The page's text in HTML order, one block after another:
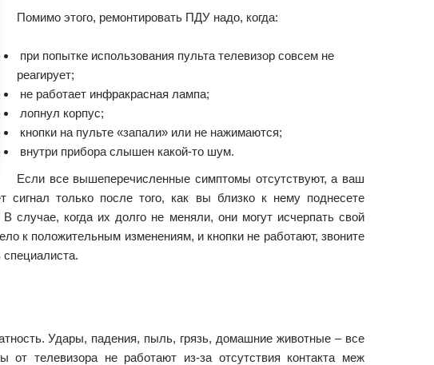
Помимо этого, ремонтировать ПДУ надо, когда:
при попытке использования пульта телевизор совсем не
реагирует;
не работает инфракрасная лампа;
лопнул корпус;
кнопки на пульте «запали» или не нажимаются;
внутри прибора слышен какой-то шум.
Если все вышеперечисленные симптомы отсутствуют, а ваш
сигнал только после того, как вы близко к нему поднесете
случае, когда их долго не меняли, они могут исчерпать свой
к положительным изменениям, и кнопки не работают, звоните
Удары, падения, пыль, грязь, домашние животные – все
телевизора не работают из-за отсутствия контакта меж